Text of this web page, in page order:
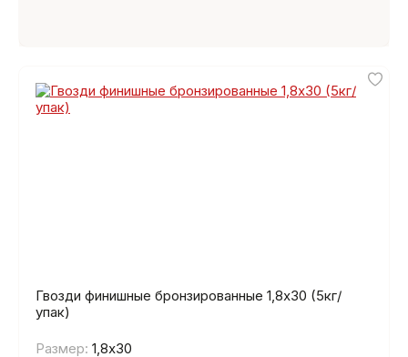
Гвозди финишные бронзированные 1,8х30 (5кг/
упак)
Размер: 1,8х30